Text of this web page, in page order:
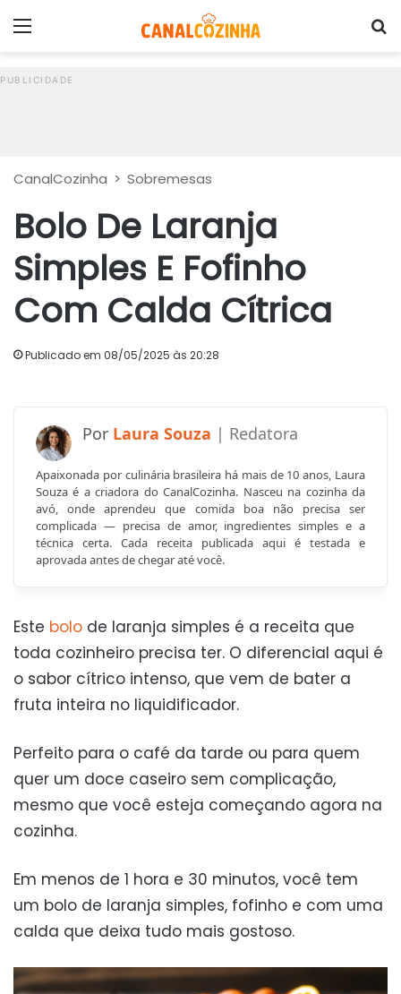
Menu
CanalCozinha > Sobremesas
Bolo De Laranja
Simples E Fofinho
Com Calda Cítrica
Publicado em 08/05/2025 às 20:28
Laura Souza
Apaixonada por culinária brasileira há mais de 10 anos, Laura
Souza é a criadora do CanalCozinha. Nasceu na cozinha da
avó, onde aprendeu que comida boa não precisa ser
complicada — precisa de amor, ingredientes simples e a
técnica certa. Cada receita publicada aqui é testada e
aprovada antes de chegar até você.
Este bolo de laranja simples é a receita que
toda cozinheiro precisa ter. O diferencial aqui é
o sabor cítrico intenso, que vem de bater a
fruta inteira no liquidificador.
Perfeito para o café da tarde ou para quem
quer um doce caseiro sem complicação,
mesmo que você esteja começando agora na
cozinha.
Em menos de 1 hora e 30 minutos, você tem
um bolo de laranja simples, fofinho e com uma
calda que deixa tudo mais gostoso.